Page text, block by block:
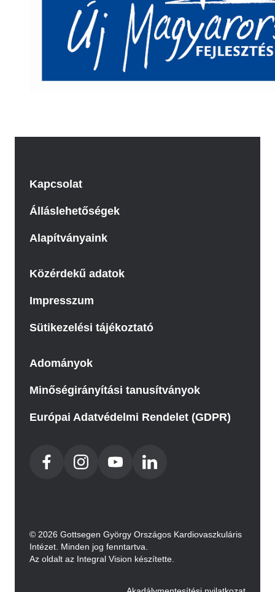
Kapcsolat
Álláslehetőségek
Alapítványaink
Közérdekű adatok
Impresszum
Sütikezelési tájékoztató
Adományok
Minőségirányítási tanusítványok
Európai Adatvédelmi Rendelet (GDPR)
© 2026 Gottsegen György Országos Kardiovaszkuláris
Intézet. Minden jog fenntartva.
Az oldalt az Integral Vision készítette.